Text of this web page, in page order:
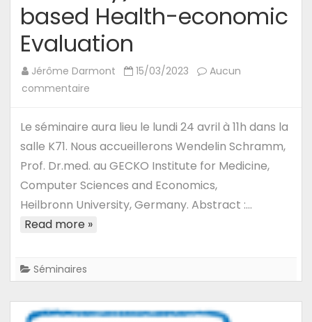
based Health-economic
Evaluation
Jérôme Darmont 15/03/2023
Aucun
commentaire
–
Séminaire
Schramm
(Heilbronn University,
Germany)
based
economic
Le séminaire aura lieu le lundi 24 avril à 11h dans la
salle K71. Nous accueillerons Wendelin Schramm,
Prof. Dr.med. au GECKO Institute for Medicine,
Computer Sciences and Economics,
Heilbronn University, Germany. Abstract :…
Read more »
Séminaires